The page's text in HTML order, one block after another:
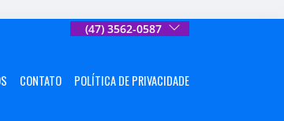
(47) 3562-0587
CONTATO POLÍTICA DE PRIVACIDADE